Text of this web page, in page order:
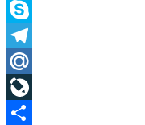
Viber
Skype
Telegram
Mail.Ru
LiveJournal